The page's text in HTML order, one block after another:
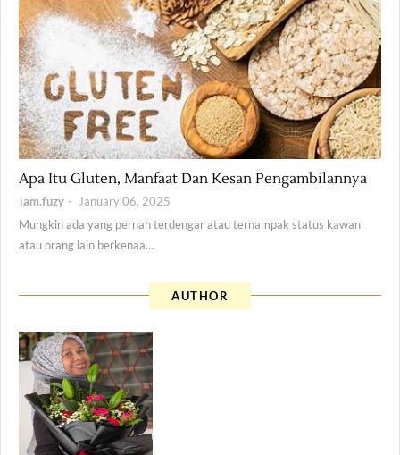
Apa Itu Gluten, Manfaat Dan Kesan Pengambilannya
iam.fuzy
January 06, 2025
Mungkin ada yang pernah terdengar atau ternampak status kawan
atau orang lain berkenaa…
AUTHOR